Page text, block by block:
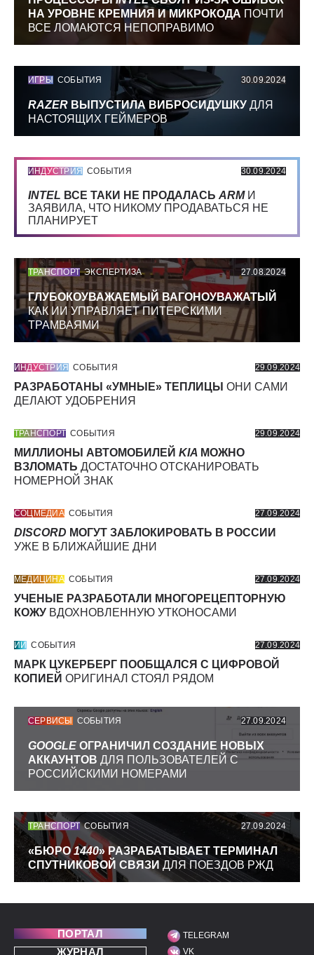
НА УРОВНЕ КРЕМНИЯ И МИКРОКОДА ПОЧТИ
ВСЕ ЛОМАЮТСЯ НЕПОПРАВИМО
ИГРЫ СОБЫТИЯ 30.09.2024
RAZER ВЫПУСТИЛА ВИБРОСИДУШКУ ДЛЯ
НАСТОЯЩИХ ГЕЙМЕРОВ
ИНДУСТРИЯ СОБЫТИЯ 30.09.2024
INTEL ВСЕ ТАКИ НЕ ПРОДАЛАСЬ ARMИ
ЗАЯВИЛА, ЧТО НИКОМУ ПРОДАВАТЬСЯ НЕ
ПЛАНИРУЕТ
ТРАНСПОРТ ЭКСПЕРТИЗА 27.08.2024
ГЛУБОКОУВАЖАЕМЫЙ ВАГОНОУВАЖАТЫЙ
КАК ИИ УПРАВЛЯЕТ ПИТЕРСКИМИ
ТРАМВАЯМИ
ИНДУСТРИЯ СОБЫТИЯ 29.09.2024
РАЗРАБОТАНЫ «УМНЫЕ» ТЕПЛИЦЫ ОНИ САМИ
ДЕЛАЮТ УДОБРЕНИЯ
ТРАНСПОРТ СОБЫТИЯ 29.09.2024
МИЛЛИОНЫ АВТОМОБИЛЕЙ KIA МОЖНО
ВЗЛОМАТЬ ДОСТАТОЧНО ОТСКАНИРОВАТЬ
НОМЕРНОЙ ЗНАК
СОЦМЕДИА СОБЫТИЯ 27.09.2024
DISCORD МОГУТ ЗАБЛОКИРОВАТЬ В РОССИИ
УЖЕ В БЛИЖАЙШИЕ ДНИ
МЕДИЦИНА СОБЫТИЯ 27.09.2024
УЧЕНЫЕ РАЗРАБОТАЛИ МНОГОРЕЦЕПТОРНУЮ
КОЖУ ВДОХНОВЛЕННУЮ УТКОНОСАМИ
ИИ СОБЫТИЯ 27.09.2024
МАРК ЦУКЕРБЕРГ ПООБЩАЛСЯ С ЦИФРОВОЙ
КОПИЕЙ ОРИГИНАЛ СТОЯЛ РЯДОМ
СЕРВИСЫ СОБЫТИЯ 27.09.2024
GOOGLE ОГРАНИЧИЛ СОЗДАНИЕ НОВЫХ
АККАУНТОВ ДЛЯ ПОЛЬЗОВАТЕЛЕЙ С
РОССИЙСКИМИ НОМЕРАМИ
ТРАНСПОРТ СОБЫТИЯ 27.09.2024
«БЮРО1440» РАЗРАБАТЫВАЕТ ТЕРМИНАЛ
СПУТНИКОВОЙ СВЯЗИ ДЛЯ ПОЕЗДОВ РЖД
ПОРТАЛ
ЖУРНАЛ
МЫ В СОЦИАЛЬНЫХ
TELEGRAM
VK